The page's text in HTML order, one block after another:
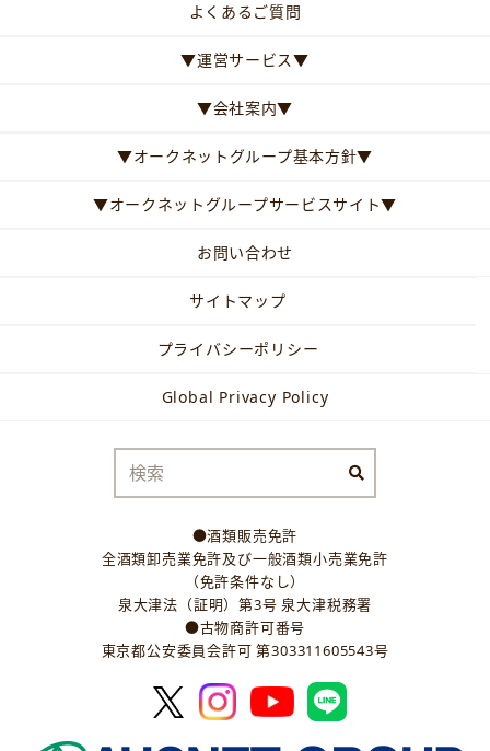
よくあるご質問
▼運営サービス▼
▼会社案内▼
▼オークネットグループ基本方針▼
▼オークネットグループサービスサイト▼
お問い合わせ
サイトマップ
プライバシーポリシー
Global Privacy Policy
●酒類販売免許
全酒類卸売業免許及び一般酒類小売業免許
（免許条件なし）
泉大津法（証明）第3号 泉大津税務署
●古物商許可番号
東京都公安委員会許可 第303311605543号